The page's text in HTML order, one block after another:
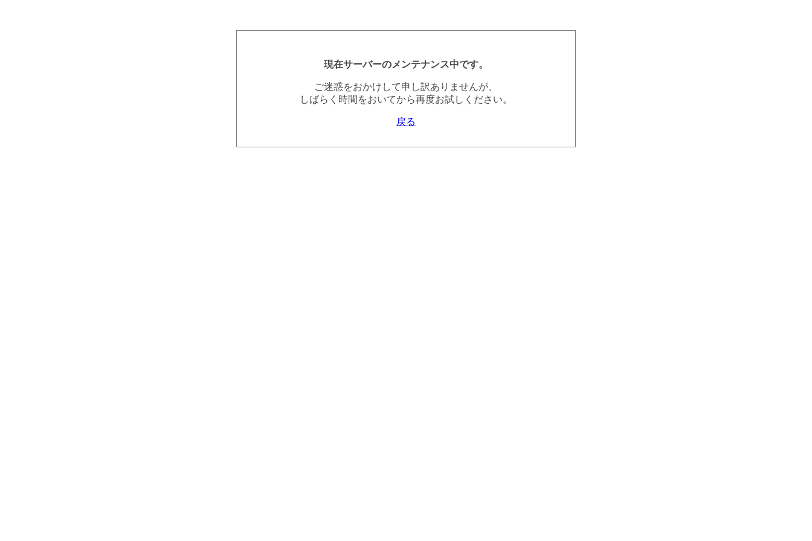
現在サーバーのメンテナンス中です。
ご迷惑をおかけして申し訳ありませんが、
しばらく時間をおいてから再度お試しください。
戻る